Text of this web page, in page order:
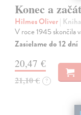
Konec a
Hilmes Oliver| Kniha
V roce 1945 skončila
Zasielame do 12 dní
20,47 €
21,10 € ?